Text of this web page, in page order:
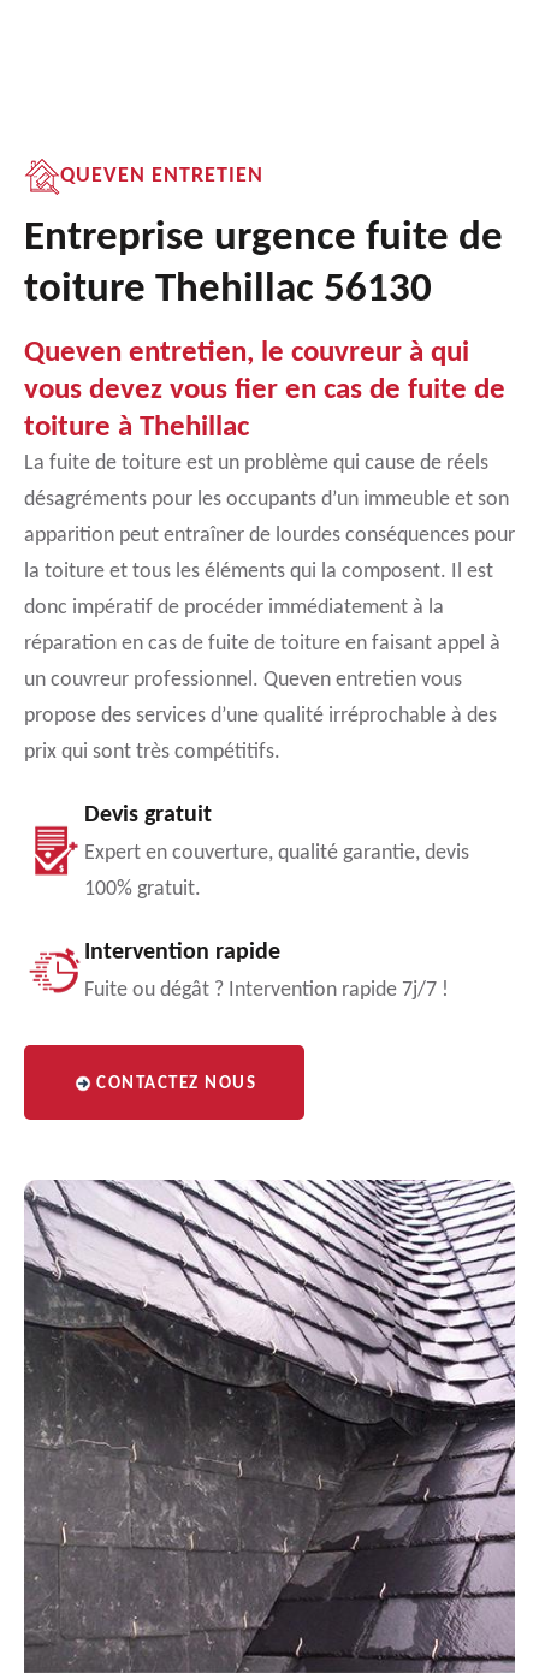
QUEVEN ENTRETIEN
Entreprise urgence fuite de
toiture Thehillac 56130
Queven entretien, le couvreur à qui
vous devez vous fier en cas de fuite de
toiture à Thehillac
La fuite de toiture est un problème qui cause de réels
désagréments pour les occupants d’un immeuble et son
apparition peut entraîner de lourdes conséquences pour
la toiture et tous les éléments qui la composent. Il est
donc impératif de procéder immédiatement à la
réparation en cas de fuite de toiture en faisant appel à
un couvreur professionnel. Queven entretien vous
propose des services d’une qualité irréprochable à des
prix qui sont très compétitifs.
Devis gratuit
Expert en couverture, qualité garantie, devis
100% gratuit.
Intervention rapide
Fuite ou dégât ? Intervention rapide 7j/7 !
CONTACTEZ NOUS